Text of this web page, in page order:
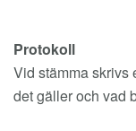
Protokoll
Vid stämma skrivs
det gäller och vad